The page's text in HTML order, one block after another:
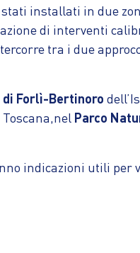
installati in due
di interventi
tra i due
di Forlì-Bertinoro
Parco
indicazioni utili per